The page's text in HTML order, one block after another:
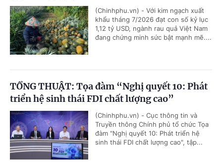
(Chinhphu.vn) - Với kim ngạch xuất
khẩu tháng 7/2026 đạt con số kỷ lục
1,12 tỷ USD, ngành rau quả Việt Nam
đang chứng minh sức bật mạnh mẽ....
TỔNG THUẬT: Tọa đàm “Nghị quyết 10: Phát
triển hệ sinh thái FDI chất lượng cao”
(Chinhphu.vn) - Cục thông tin và
Truyền thông Chính phủ tổ chức Tọa
đàm "Nghị quyết 10: Phát triển hệ
sinh thái FDI chất lượng cao", tập...